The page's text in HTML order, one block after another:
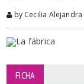
by Cecilia Alejandra
FICHA